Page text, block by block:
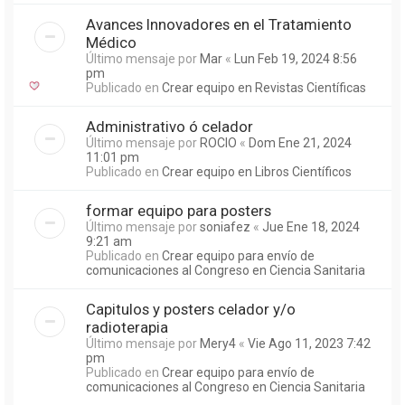
Avances Innovadores en el Tratamiento
Médico
Último mensaje por Mar « Lun Feb 19, 2024 8:56
pm
Publicado en Crear equipo en Revistas Científicas
Administrativo ó celador
Último mensaje por ROCIO « Dom Ene 21, 2024
11:01 pm
Publicado en Crear equipo en Libros Científicos
formar equipo para posters
Último mensaje porsoniafez « Jue Ene 18, 2024
9:21 am
Publicado en Crear equipo para envío de
comunicaciones al Congreso en Ciencia Sanitaria
Capitulos y posters celador y/o
radioterapia
Último mensaje por Mery4 « Vie Ago 11, 2023 7:42
pm
Publicado en Crear equipo para envío de
comunicaciones al Congreso en Ciencia Sanitaria